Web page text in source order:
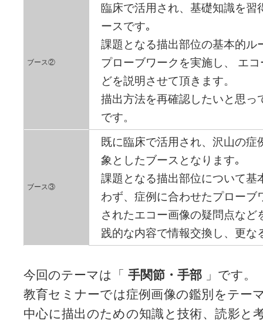
ブース②
臨床で活用され、基礎知識を習
ースです｡
課題となる描出部位の基本的ル
プローブワークを実施し、 エ
どを説明させて頂きます。
描出方法を再確認したいと思っ
です。
ブース③
既に臨床で活用され、沢山の
象としたブースとなります｡
課題となる描出部位について基
わず、症例に合わせたプローブ
されたエコー画像の疑問点な
践的な内容で情報交換し、更な
今回のテーマは「 手関節・手部 」です。
教育セミナーでは症例画像の鑑別をテー
中心に描出のための知識と技術、読影と